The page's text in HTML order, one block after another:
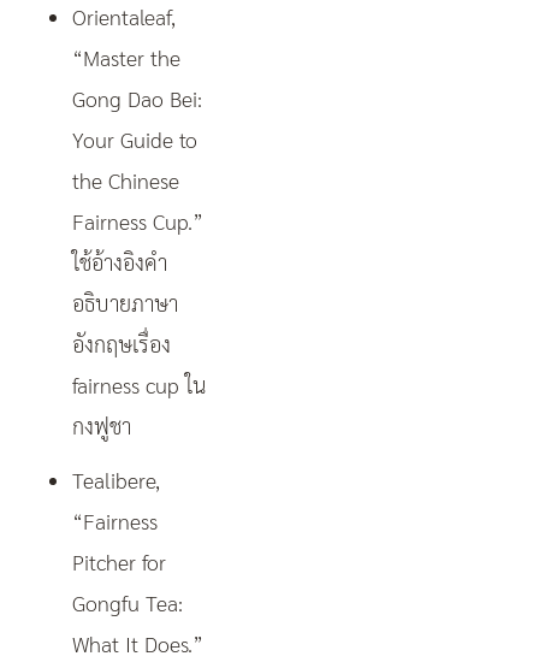
Orientaleaf,
“Master the
Gong Dao Bei:
Your Guide to
the Chinese
Fairness Cup.”
ใช้อ้างอิงคำ
อธิบายภาษา
อังกฤษเรื่อง
fairness cup ใน
กงฟูชา
Tealibere,
“Fairness
Pitcher for
Gongfu Tea:
What It Does.”